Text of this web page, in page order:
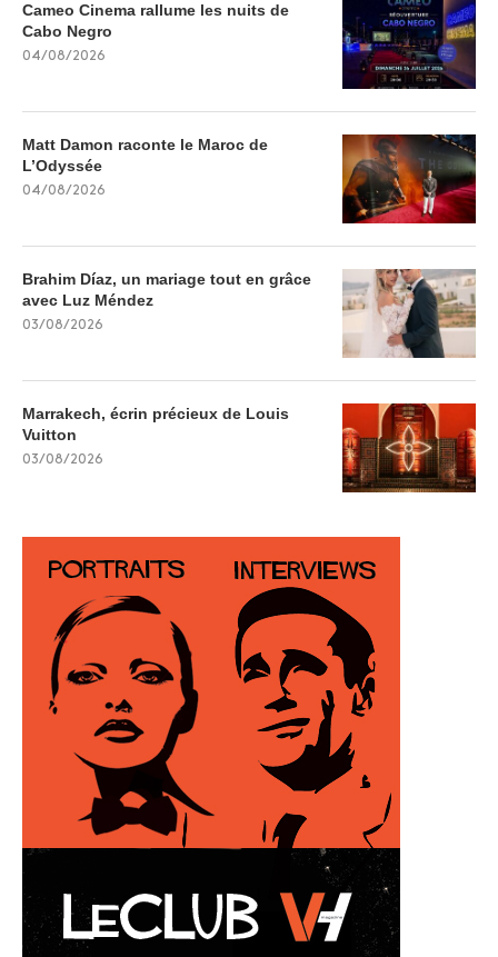
Cameo Cinema rallume les nuits de
Cabo Negro
04/08/2026
Matt Damon raconte le Maroc de
L’Odyssée
04/08/2026
Brahim Díaz, un mariage tout en grâce
avec Luz Méndez
03/08/2026
Marrakech, écrin précieux de Louis
Vuitton
03/08/2026